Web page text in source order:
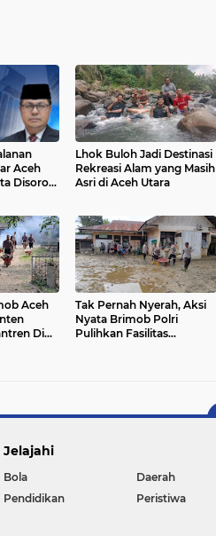
Aceh
Disorot,
Lhok Buloh Jadi Destinasi
Rekreasi Alam yang Masih
Asri di Aceh Utara
Aceh
Di
Tak Pernah Nyerah, Aksi
Nyata Brimob Polri
Pulihkan Fasilitas
Jelajahi
Bola Daerah
Pendidikan
Peristiwa